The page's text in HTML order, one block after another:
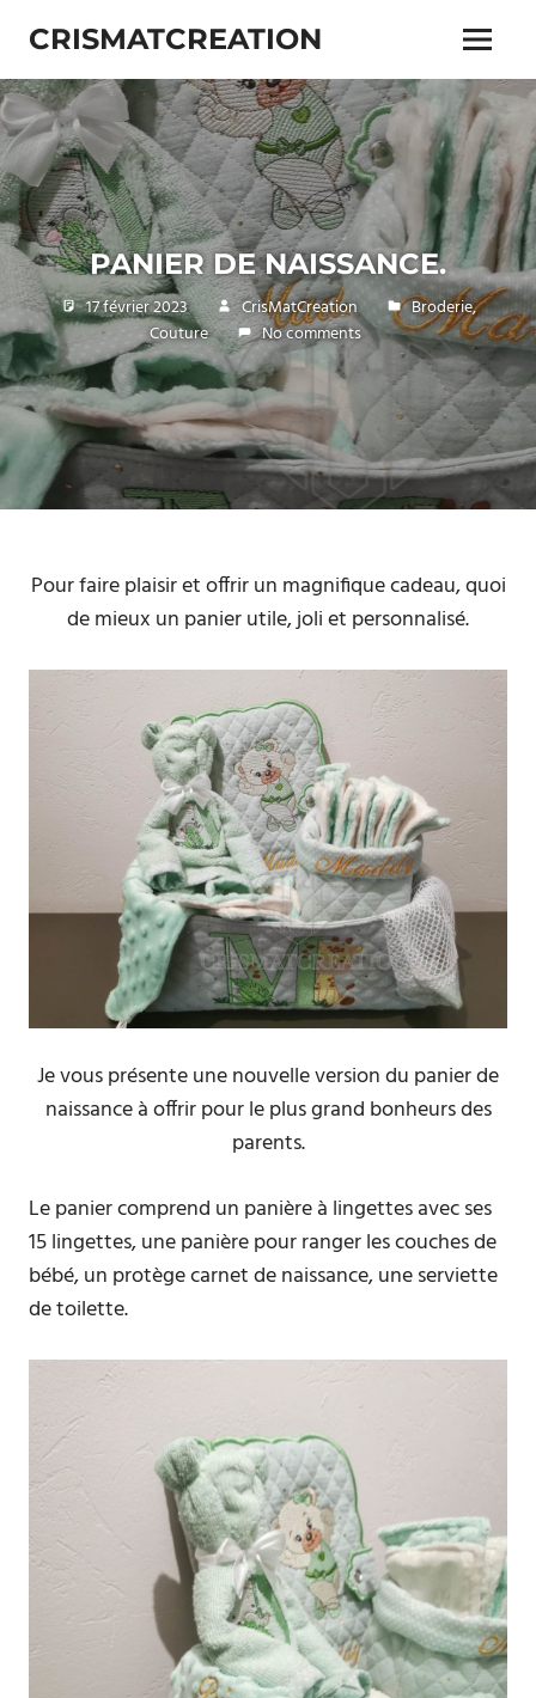
content
CRISMATCREATION Menu
PANIER DE NAISSANCE.
17 février 2023 CrisMatCreation Broderie,
Couture
No comments
Pour faire plaisir et offrir un magnifique cadeau, quoi
de mieux un panier utile, joli et personnalisé.
Je vous présente une nouvelle version du panier de
naissance à offrir pour le plus grand bonheurs des
parents.
Le panier comprend un panière à lingettes avec ses
15 lingettes, une panière pour ranger les couches de
bébé, un protège carnet de naissance, une serviette
de toilette.